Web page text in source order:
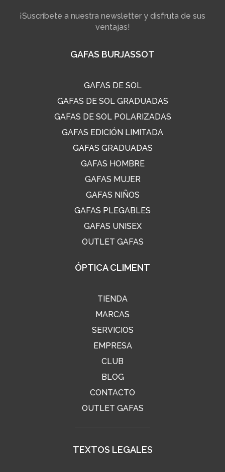
¡Suscríbete a nuestra newsletter y disfruta de sus
ventajas!
GAFAS BURJASSOT
GAFAS DE SOL
GAFAS DE SOL GRADUADAS
GAFAS DE SOL POLARIZADAS
GAFAS EDICIÓN LIMITADA
GAFAS GRADUADAS
GAFAS HOMBRE
GAFAS MUJER
GAFAS NIÑOS
GAFAS PLEGABLES
GAFAS UNISEX
OUTLET GAFAS
ÓPTICA CLIMENT
TIENDA
MARCAS
SERVICIOS
EMPRESA
CLUB
BLOG
CONTACTO
OUTLET GAFAS
TEXTOS LEGALES